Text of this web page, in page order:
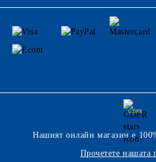
GDPR
Нашият онлайн магазин е
Прочетете нашата